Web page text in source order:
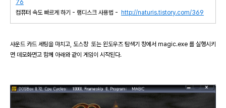
76
컴퓨터 속도 빠르게 하기 - 램디스크 사용법 - http://naturis.tistory.com/369
사운드 카드 세팅을 마치고, 도스창 또는 윈도우즈 탐색기 창에서 magic.exe 를 실행시키
면 데모화면고 함께 아래와 같이 게임이 시작된다.